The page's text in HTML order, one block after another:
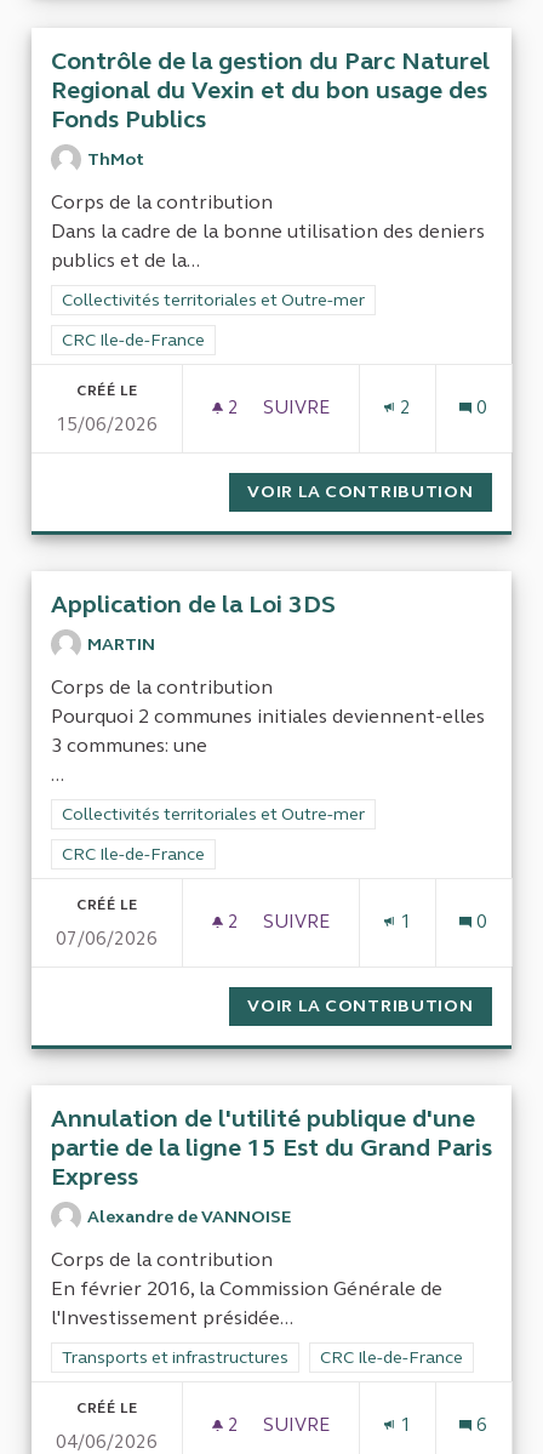
Contrôle de la gestion du Parc Naturel
Regional du Vexin et du bon usage des
Fonds Publics
ThMot
Corps de la contribution
Dans la cadre de la bonne utilisation des deniers
publics et de la...
Filtrer les résultats de la catégorie : Collectivités territoriales
Collectivités territoriales et Outre-mer
Filtrer les résultats pour le secteur : CRC Ile-de-France
CRC Ile-de-France
CRÉÉ LE
15/06/2026
2 2 ABONNÉS
SUIVRE
2 0
VOIR LA CONTRIBUTION
Application de la Loi 3DS
MARTIN
Corps de la contribution
Pourquoi 2 communes initiales deviennent-elles
3 communes: une
...
Filtrer les résultats de la catégorie : Collectivités territoriales
Collectivités territoriales et Outre-mer
Filtrer les résultats pour le secteur : CRC Ile-de-France
CRC Ile-de-France
CRÉÉ LE
07/06/2026
2 2 ABONNÉS
SUIVRE
1 0
VOIR LA CONTRIBUTION
Annulation de l'utilité publique d'une
partie de la ligne 15 Est du Grand Paris
Express
Alexandre de VANNOISE
Corps de la contribution
En février 2016, la Commission Générale de
l'Investissement présidée...
Filtrer les résultats de la catégorie : Transports et
Transports et infrastructures Filtrer les résultats pour le
CRC Ile-de-France
CRÉÉ LE
04/06/2026
2 2 ABONNÉS
SUIVRE
1 6